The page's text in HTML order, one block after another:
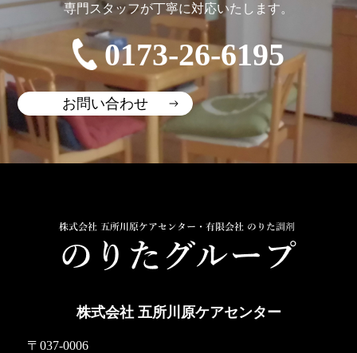
専門スタッフが丁寧に対応いたします。
0173-26-6195
お問い合わせ
株式会社 五所川原ケアセンター
〒037-0006